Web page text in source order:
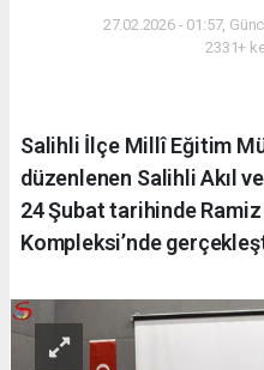
27.02.2026 - 01:57,
2331+
Salihli İlçe Millî Eğitim
düzenlenen Salihli Akıl
24 Şubat tarihinde
Kompleksi’nde